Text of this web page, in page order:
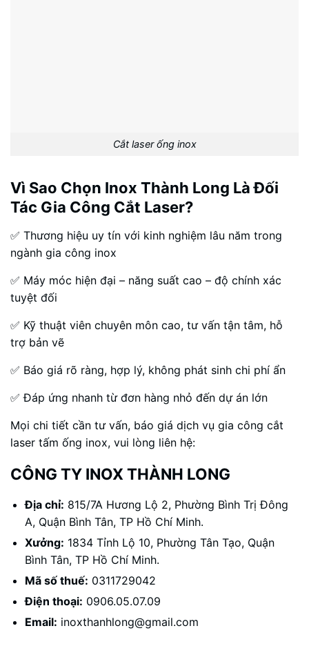
Cắt laser ống inox
Vì Sao Chọn Inox Thành Long Là Đối
Tác Gia Công Cắt Laser?
✅ Thương hiệu uy tín với kinh nghiệm lâu năm trong
ngành gia công inox
✅ Máy móc hiện đại – năng suất cao – độ chính xác
tuyệt đối
✅ Kỹ thuật viên chuyên môn cao, tư vấn tận tâm, hỗ
trợ bản vẽ
✅ Báo giá rõ ràng, hợp lý, không phát sinh chi phí ẩn
✅ Đáp ứng nhanh từ đơn hàng nhỏ đến dự án lớn
Mọi chi tiết cần tư vấn, báo giá dịch vụ gia công cắt
laser tấm ống inox, vui lòng liên hệ:
CÔNG TY INOX THÀNH LONG
Địa chỉ: 815/7A Hương Lộ 2, Phường Bình Trị Đông
A, Quận Bình Tân, TP Hồ Chí Minh.
Xưởng: 1834 Tỉnh Lộ 10, Phường Tân Tạo, Quận
Bình Tân, TP Hồ Chí Minh.
Mã số thuế: 0311729042
Điện thoại: 0906.05.07.09
Email: inoxthanhlong@gmail.com